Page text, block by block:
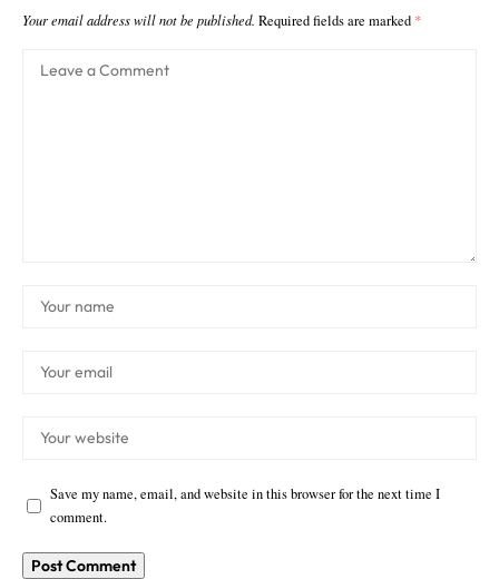
Your email address will not be published. Required fields are marked *
Save my name, email, and website in this browser for the next time I
comment.